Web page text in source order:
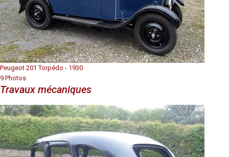
Peugeot 201 Torpédo - 1930
9 Photos
Travaux mécaniques